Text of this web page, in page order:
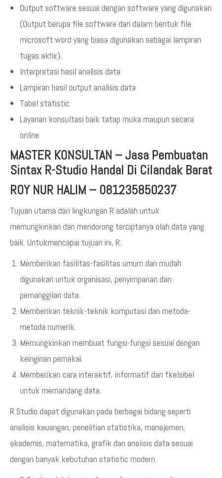
Output software sesuai dengan software yang digunakan
(Output berupa file software dan dalam bentuk file
microsoft word yang biasa digunakan sebagai lampiran
tugas akhir).
Interpretasi hasil analisis data
Lampiran hasil output analisis data
Tabel statistic
Layanan konsultasi baik tatap muka maupun secara
online
MASTER KONSULTAN – Jasa Pembuatan
Sintax R-Studio Handal Di Cilandak Barat
ROY NUR HALIM – 081235850237
Tujuan utama dari lingkungan R adalah untuk
memungkinkan dan mendorong terciptanya olah data yang
baik. Untukmencapai tujuan ini, R:
Memberikan fasilitas-fasilitas umum dan mudah
digunakan untuk organisasi, penyimpanan dan
pemanggilan data.
Memberikan teknik-teknik komputasi dan metoda-
metoda numerik.
Memungkinkan membuat fungsi-fungsi sesuai dengan
keinginan pemakai.
Memberikan cara interaktif, informatif dan fkelsibel
untuk memandang data.
R Studio dapat digunakan pada berbagai bidang seperti
analisis keuangan, penelitian statistika, manajemen,
akademis, matematika, grafik dan analisis data sesuai
dengan banyak kebutuhan statistic modern.